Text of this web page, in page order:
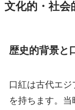
文化的・社会
歴史的背景と
口紅は古代エ
を持ちます。